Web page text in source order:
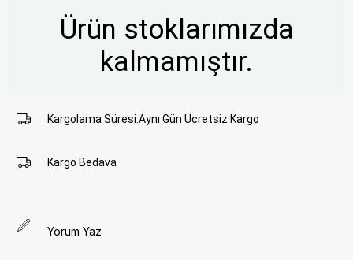
Ürün stoklarımızda
kalmamıştır.
Kargolama Süresi:Aynı Gün Ücretsiz Kargo
Kargo Bedava
Yorum Yaz